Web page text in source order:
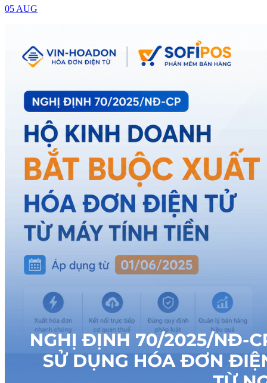
05 AUG